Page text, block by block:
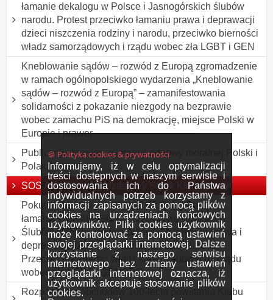
🍪 Polityka cookies & prywatności
Informujemy, iż w celu optymalizacji
treści dostępnych w naszym serwisie i
dostosowania ich do Państwa
indywidualnych potrzeb korzystamy z
informacji zapisanych za pomocą plików
cookies na urządzeniach końcowych
użytkowników. Pliki cookies użytkownik
może kontrolować za pomocą ustawień
swojej przeglądarki internetowej. Dalsze
korzystanie z naszego serwisu
internetowego bez zmiany ustawień
przeglądarki internetowej oznacza, iż
użytkownik akceptuje stosowanie plików
cookies.
łamanie dekalogu w Polsce i Jasnogórskich ślubów
narodu. Protest przeciwko łamaniu prawa i deprawacji
dzieci niszczenia rodziny i narodu, przeciwko bierności
władz samorządowych i rządu wobec zła LGBT i GEN
Kneblowanie sądów – rozwód z Europą zgromadzenie
w ramach ogólnopolskiego wydarzenia „Kneblowanie
sądów – rozwód z Europą” – zamanifestowania
solidarności z pokazanie niezgody na bezprawie
wobec zamachu PiS na demokrację, miejsce Polski w
Europie i prawor
Publiczny różaniec w intencji odnowy moralnej Polski i
Polaków
SOS Australia - Młodzieżowy Strajk Klimatyczny
Pokutne przebłaganie Maryi Królowej Polski za
łamanie DEKALOGU w Polsce i Jasnogórskich
Ślubów Narodu. Protest przeciwko łamaniu prawa i
deprawacji dzieci, niszczenie rodzin i Narodu.
Przeciwko bierności władz samorządowych i rządu
wobec zła LGBT i GENDER
Rozpoczęcie obchodów 100-lecia powstania Klubu